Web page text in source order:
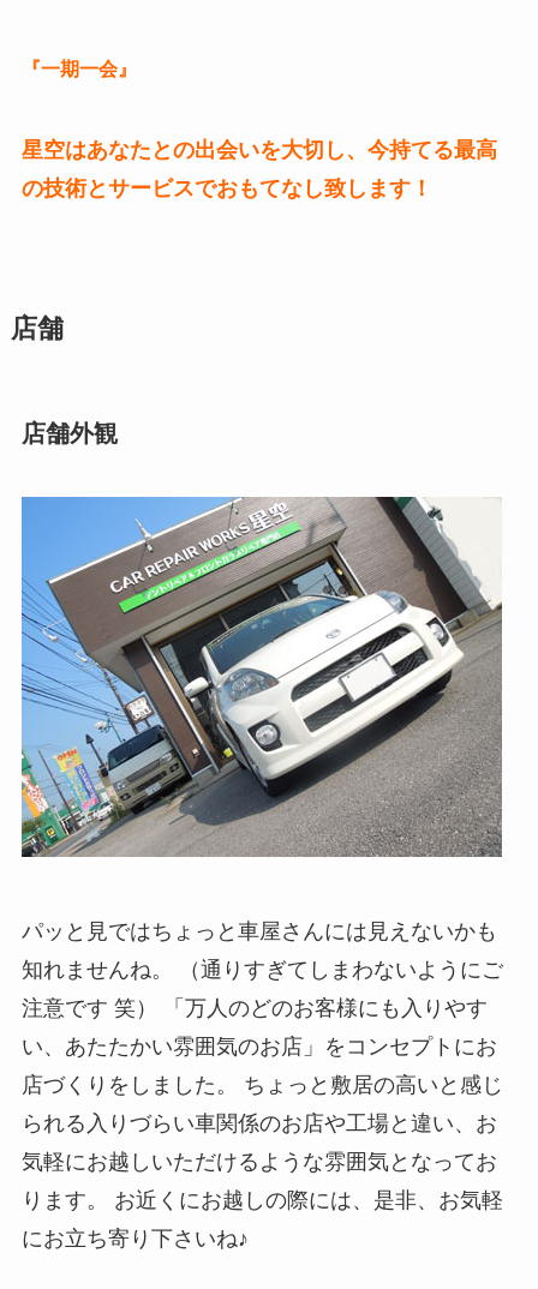
『一期一会』
星空はあなたとの出会いを大切し、今持てる最高
の技術とサービスでおもてなし致します！
店舗
店舗外観
パッと見ではちょっと車屋さんには見えないかも
知れませんね。 （通りすぎてしまわないようにご
注意です 笑） 「万人のどのお客様にも入りやす
い、あたたかい雰囲気のお店」をコンセプトにお
店づくりをしました。 ちょっと敷居の高いと感じ
られる入りづらい車関係のお店や工場と違い、お
気軽にお越しいただけるような雰囲気となってお
ります。 お近くにお越しの際には、是非、お気軽
にお立ち寄り下さいね♪